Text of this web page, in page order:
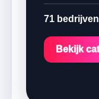
71 bedrijven
Bekijk